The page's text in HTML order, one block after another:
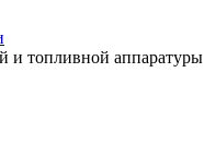
и топливной аппаратуры